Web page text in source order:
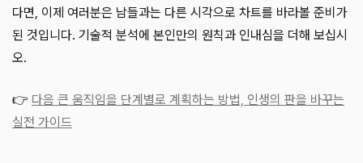
다면, 이제 여러분은 남들과는 다른 시각으로 차트를 바라볼 준비가
된 것입니다. 기술적 분석에 본인만의 원칙과 인내심을 더해 보십시
오.
👉 다음 큰 움직임을 단계별로 계획하는 방법, 인생의 판을 바꾸는
실전 가이드